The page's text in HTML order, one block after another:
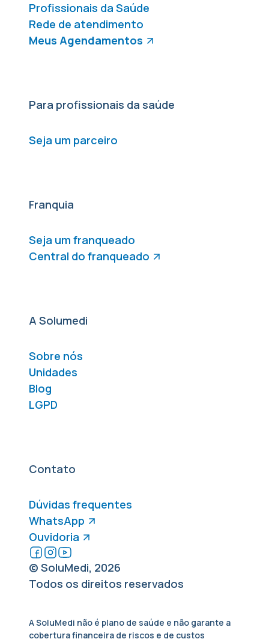
Profissionais da Saúde
Rede de atendimento
Meus Agendamentos
Para profissionais da saúde
Seja um parceiro
Franquia
Seja um franqueado
Central do franqueado
A Solumedi
Sobre nós
Unidades
Blog
LGPD
Contato
Dúvidas frequentes
WhatsApp
Ouvidoria
© SoluMedi, 2026
Todos os direitos reservados
A SoluMedi não é plano de saúde e não garante a
cobertura financeira de riscos e de custos